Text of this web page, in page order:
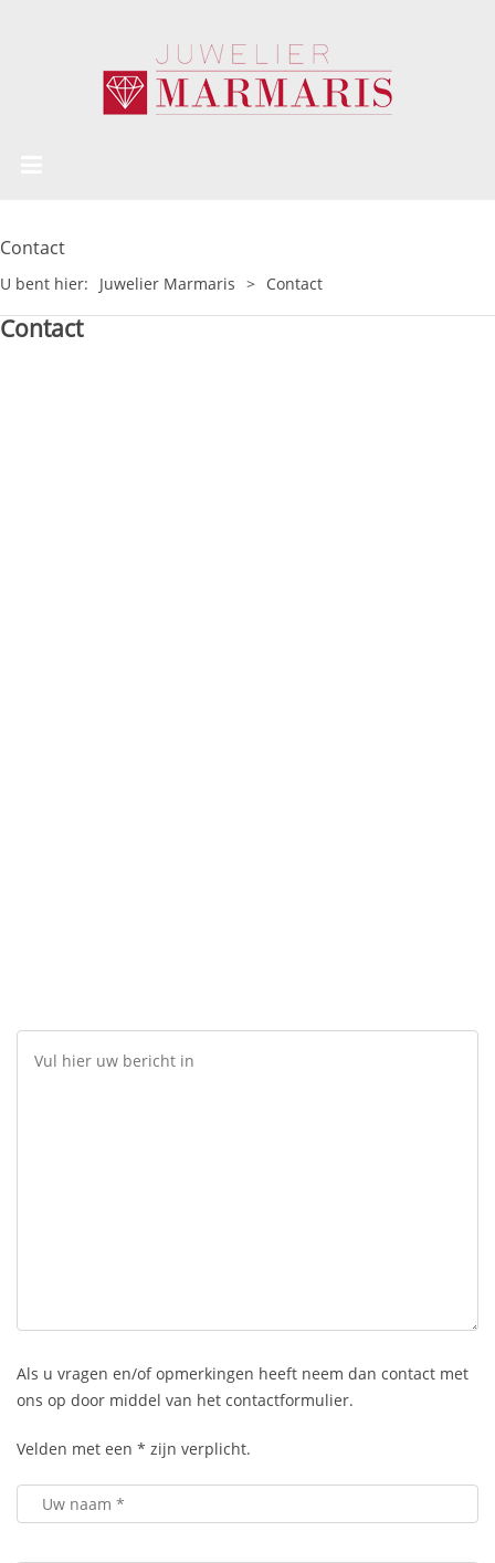
Contact
U bent hier: Juwelier Marmaris > Contact
Contact
Als u vragen en/of opmerkingen heeft neem dan contact met
ons op door middel van het contactformulier.
Velden met een * zijn verplicht.